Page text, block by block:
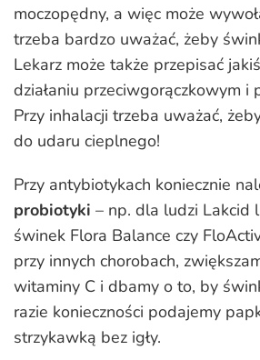
moczopędny, a więc może
trzeba bardzo uważać, żeby
Lekarz może także przepisać
działaniu przeciwgorączkowym i
Przy inhalacji trzeba uważać,
do udaru cieplnego!
Przy antybiotykach koniecznie
probiotyki – np. dla ludzi Lakcid
świnek Flora Balance czy
przy innych chorobach,
witaminy C i dbamy o to, by
razie konieczności podajemy
strzykawką bez igły.